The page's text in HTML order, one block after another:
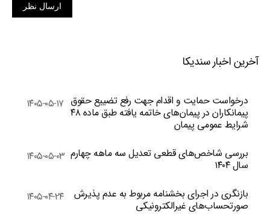
ارسال نظر
آخرین اخبار سندیکا
درخواست حمایت و اقدام جهت رفع تضییع حقوق
پیمانکاران در پیمان‌های خاتمه یافته طبق ماده ۴۸
شرایط عمومی پیمان
۱۴۰۵-۰۵-۱۷
بررسی شاخص‌های قطعی تعدیل سه ماهه چهارم
سال ۱۴۰۴
۱۴۰۵-۰۵-۰۳
بازنگری در اجرای بخشنامه مربوط به عدم پذیرش
صورتحساب‌های غیرالکترونیکی
۱۴۰۵-۰۴-۲۴